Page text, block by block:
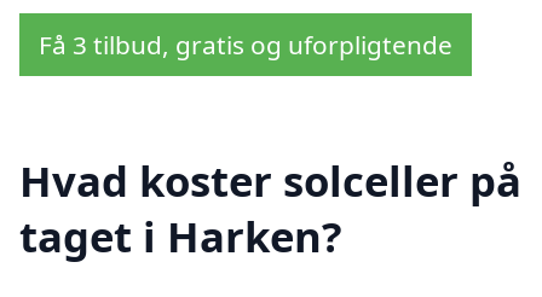
Få 3 tilbud, gratis og uforpligtende
Hvad koster solceller på
taget i Harken?